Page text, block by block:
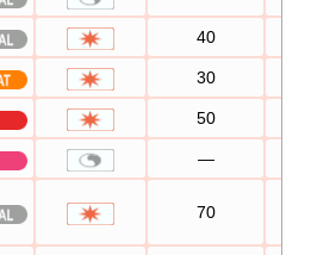
40
30
50
—
70